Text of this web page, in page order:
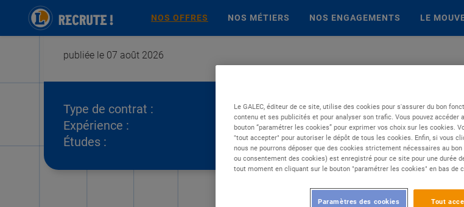
NOS OFFRES NOS MÉTIERS NOS ENGAGEMENTS LE
publiée le 07 août 2026
Type de contrat :
Expérience :
Études :
Le GALEC, éditeur de ce site, utilise des cookies pour s'assurer du bon
contenu et ses publicités et pour analyser son trafic. Vous pouvez accéder
bouton “paramétrer les cookies” pour exprimer vos choix sur les cookies.
"tout accepter" pour autoriser le dépôt de tous les cookies. Enfin, si vous
nous ne pourrons déposer que des cookies strictement nécessaires au
ou consentement des cookies) est enregistré pour ce site pour une durée
tout moment en cliquant sur le bouton "paramétrer les cookies" en bas de
Tout
Paramètres des cookies